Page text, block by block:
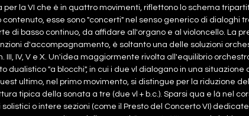
la VI che è in quattro movimenti, riflettono lo schema
esse sono "concerti" nel senso generico di dialoghi
di basso continuo, da affidare all'organo e al violoncello. La
d'accompagnamento, è soltanto una delle soluzioni
IV, V e X. Un'idea maggiormente rivolta all'equilibrio
dualistico "a blocchi", in cui i due vl dialogano in una situazione
ultimo, nel primo movimento, si distingue per la riduzione
tipica della sonata a tre (due vl + b.c.). Sparsi qua e là nel
o intere sezioni (come il Presto del Concerto VI) dedicate